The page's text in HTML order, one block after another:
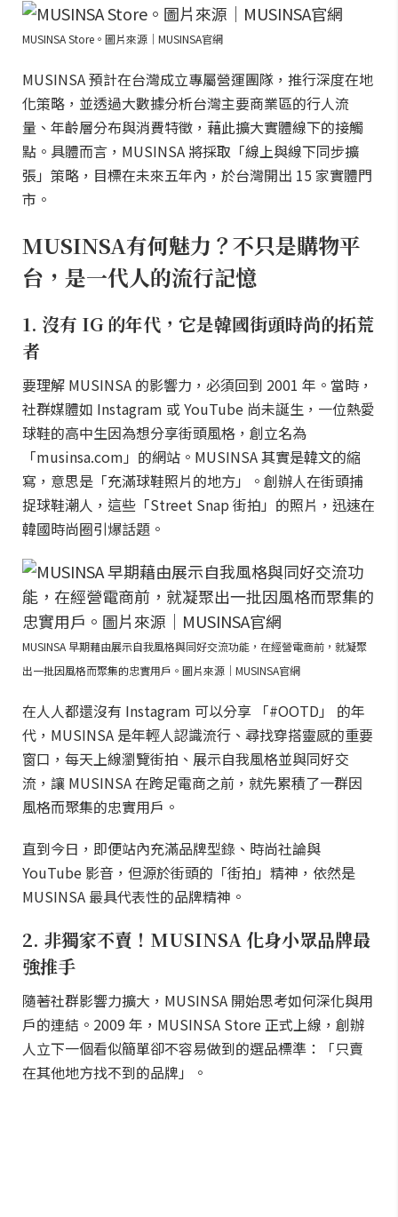
MUSINSA Store。圖片來源｜MUSINSA官網
MUSINSA 預計在台灣成立專屬營運團隊，推行深度在地
化策略，並透過大數據分析台灣主要商業區的行人流
量、年齡層分布與消費特徵，藉此擴大實體線下的接觸
點。具體而言，MUSINSA 將採取「線上與線下同步擴
張」策略，目標在未來五年內，於台灣開出 15 家實體門
市。
MUSINSA有何魅力？不只是購物平
台，是一代人的流行記憶
1. 沒有 IG 的年代，它是韓國街頭時尚的拓荒
者
要理解 MUSINSA 的影響力，必須回到 2001 年。當時，
社群媒體如 Instagram 或 YouTube 尚未誕生，一位熱愛
球鞋的高中生因為想分享街頭風格，創立名為
「musinsa.com」的網站。MUSINSA 其實是韓文的縮
寫，意思是「充滿球鞋照片的地方」。創辦人在街頭捕
捉球鞋潮人，這些「Street Snap 街拍」的照片，迅速在
韓國時尚圈引爆話題。
MUSINSA 早期藉由展示自我風格與同好交流功能，在經營電商前，就凝聚
出一批因風格而聚集的忠實用戶。圖片來源｜MUSINSA官網
在人人都還沒有 Instagram 可以分享 「#OOTD」 的年
代，MUSINSA 是年輕人認識流行、尋找穿搭靈感的重要
窗口，每天上線瀏覽街拍、展示自我風格並與同好交
流，讓 MUSINSA 在跨足電商之前，就先累積了一群因
風格而聚集的忠實用戶。
直到今日，即便站內充滿品牌型錄、時尚社論與
YouTube 影音，但源於街頭的「街拍」精神，依然是
MUSINSA 最具代表性的品牌精神。
2. 非獨家不賣！MUSINSA 化身小眾品牌最
強推手
隨著社群影響力擴大，MUSINSA 開始思考如何深化與用
戶的連結。2009 年，MUSINSA Store 正式上線，創辦
人立下一個看似簡單卻不容易做到的選品標準：「只賣
在其他地方找不到的品牌」。